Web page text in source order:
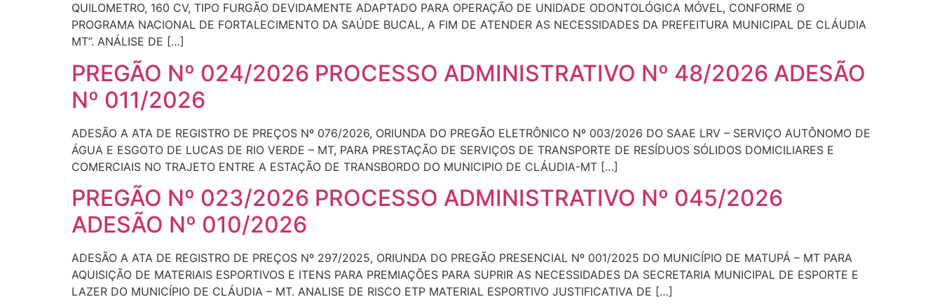
QUILOMETRO, 160 CV, TIPO FURGÃO DEVIDAMENTE ADAPTADO PARA OPERAÇÃO DE UNIDADE ODONTOLÓGICA MÓVEL, CONFORME O
PROGRAMA NACIONAL DE FORTALECIMENTO DA SAÚDE BUCAL, A FIM DE ATENDER AS NECESSIDADES DA PREFEITURA MUNICIPAL DE CLÁUDIA
MT”. ANÁLISE DE […]
PREGÃO Nº 024/2026 PROCESSO ADMINISTRATIVO Nº 48/2026 ADESÃO
Nº 011/2026
ADESÃO A ATA DE REGISTRO DE PREÇOS Nº 076/2026, ORIUNDA DO PREGÃO ELETRÔNICO Nº 003/2026 DO SAAE LRV – SERVIÇO AUTÔNOMO DE
ÁGUA E ESGOTO DE LUCAS DE RIO VERDE – MT, PARA PRESTAÇÃO DE SERVIÇOS DE TRANSPORTE DE RESÍDUOS SÓLIDOS DOMICILIARES E
COMERCIAIS NO TRAJETO ENTRE A ESTAÇÃO DE TRANSBORDO DO MUNICIPIO DE CLÁUDIA-MT […]
PREGÃO Nº 023/2026 PROCESSO ADMINISTRATIVO Nº 045/2026
ADESÃO Nº 010/2026
ADESÃO A ATA DE REGISTRO DE PREÇOS Nº 297/2025, ORIUNDA DO PREGÃO PRESENCIAL Nº 001/2025 DO MUNICÍPIO DE MATUPÁ – MT PARA
AQUISIÇÃO DE MATERIAIS ESPORTIVOS E ITENS PARA PREMIAÇÕES PARA SUPRIR AS NECESSIDADES DA SECRETARIA MUNICIPAL DE ESPORTE E
LAZER DO MUNICÍPIO DE CLÁUDIA – MT. ANALISE DE RISCO ETP MATERIAL ESPORTIVO JUSTIFICATIVA DE […]